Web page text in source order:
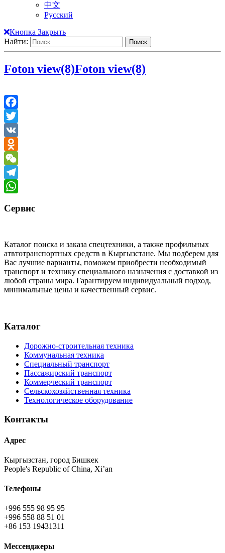
中文
Русский
Кнопка Закрыть
Найти:
Foton view(8)Foton view(8)
Facebook
Twitter
VK
Odnoklassniki
WeChat
Telegram
Сервис
Каталог поиска и заказа спецтехники, а также профильных
атвтотранспортных средств в Кыргызстане. Мы подберем для
Вас лучшие варианты, поможем приобрести необходимый
транспорт и технику специального назначения с доставкой из
любой страны мира. Гарантируем индивидуальный подход,
минимальные цены и качественный сервис.
Каталог
Дорожно-строительная техника
Коммунальная техника
Специальный транспорт
Пассажирский транспорт
Коммерческий транспорт
Сельскохозяйственная техника
Технологическое оборудование
Контакты
Адрес
Кыргызстан, город Бишкек
People's Republic of China, Xi’an
Телефоны
+996 555 98 95 95
+996 558 88 51 01
+86 153 19431311
Мессенджеры